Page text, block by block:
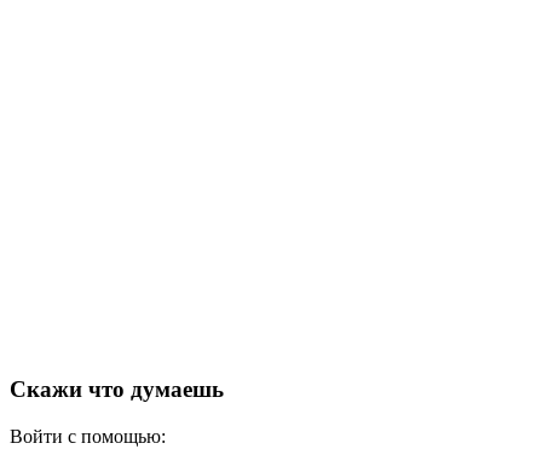
Скажи что думаешь
Войти с помощью: